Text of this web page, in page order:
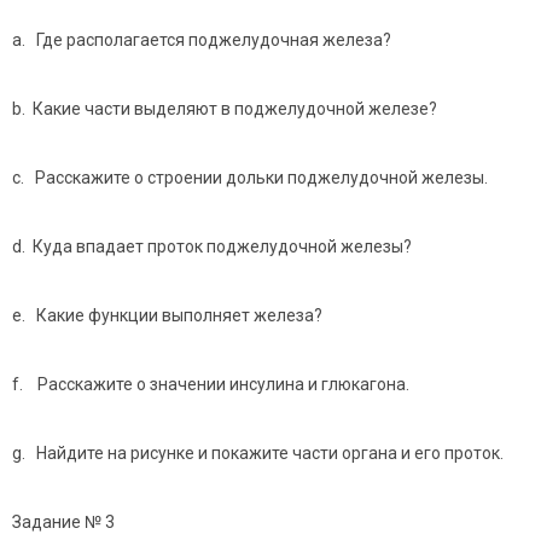
a. Где располагается поджелудочная железа?
b. Какие части выделяют в поджелудочной железе?
c. Расскажите о строении дольки поджелудочной железы.
d. Куда впадает проток поджелудочной железы?
e. Какие функции выполняет железа?
f. Расскажите о значении инсулина и глюкагона.
g. Найдите на рисунке и покажите части органа и его проток.
Задание № 3